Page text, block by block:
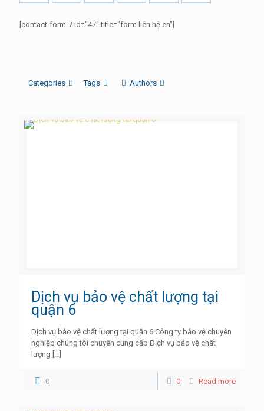
[contact-form-7 id="47" title="form liên hệ en"]
Categories Tags Authors
Dịch vụ bảo vệ chất lượng tại
quận 6
Dịch vụ bảo vệ chất lượng tại quận 6 Công ty bảo vệ chuyên
nghiệp chúng tôi chuyên cung cấp Dịch vụ bảo vệ chất
lượng […]
0 0 Read more